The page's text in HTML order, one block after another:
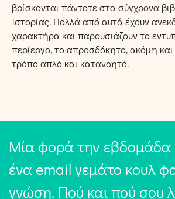
βρίσκονται πάντοτε στα σύγχρονα
Ιστορίας. Πολλά από αυτά έχουν
χαρακτήρα και παρουσιάζουν το
περίεργο, το απροσδόκητο, ακόµη
τρόπο απλό και κατανοητό.
Μία φορά την εβδομάδα
ένα email γεμάτο κουλ
γνώση. Πού και πού σου